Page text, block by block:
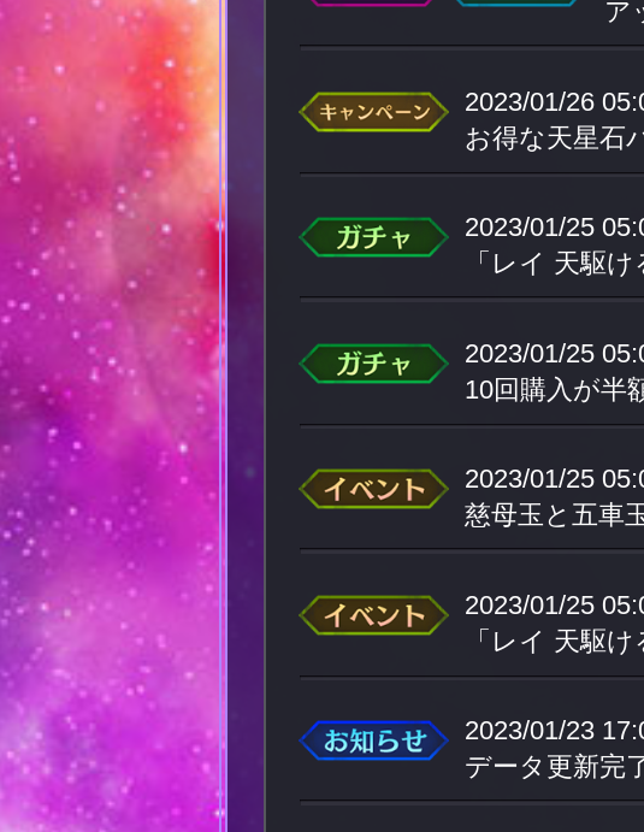
ア
2023/01/26
お得な天星石
2023/01/25
「レイ 天駆
2023/01/25
10回購入が半
2023/01/25
慈母玉と五車
2023/01/25
2023/01/23
データ更新完